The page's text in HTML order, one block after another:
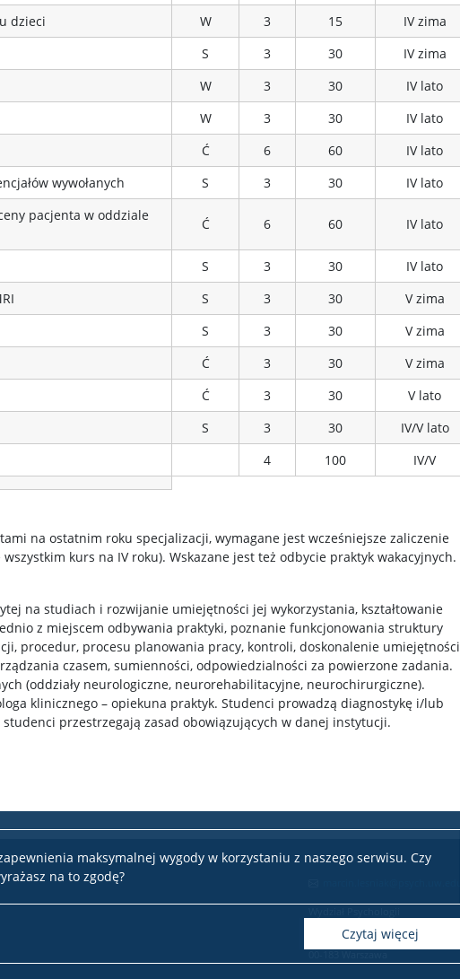
maksymalnej wygody w korzystaniu z naszego serwisu. Czy
na to zgodę?
czytaj więcej
dzieci
W 3 15
IV zima
S 3 30
IV zima
W 3 30
IV lato
W 3 30
IV lato
Ć 6 60
IV lato
wywołanych
S 3 30
IV lato
pacjenta w oddziale
Ć 6 60 IV lato
S 3 30
IV lato
S 3 30
V zima
S 3 30
V zima
Ć 3 30
V zima
Ć 3 30
V lato
S 3 30
IV/V lato
4 100 IV/V
na ostatnim roku specjalizacji, wymagane jest wcześniejsze zaliczenie
kurs na IV roku). Wskazane jest też odbycie praktyk wakacyjnych.
na studiach i rozwijanie umiejętności jej wykorzystania, kształtowanie
z miejscem odbywania praktyki, poznanie funkcjonowania struktury
procedur, procesu planowania pracy, kontroli, doskonalenie umiejętności
czasem, sumienności, odpowiedzialności za powierzone zadania.
(oddziały neurologiczne, neurorehabilitacyjne, neurochirurgiczne).
klinicznego – opiekuna praktyk. Studenci prowadzą diagnostykę i/lub
przestrzegają zasad obowiązujących w danej instytucji.
Uniwersytetu Warszawskiego
ul. Stawki 5/7